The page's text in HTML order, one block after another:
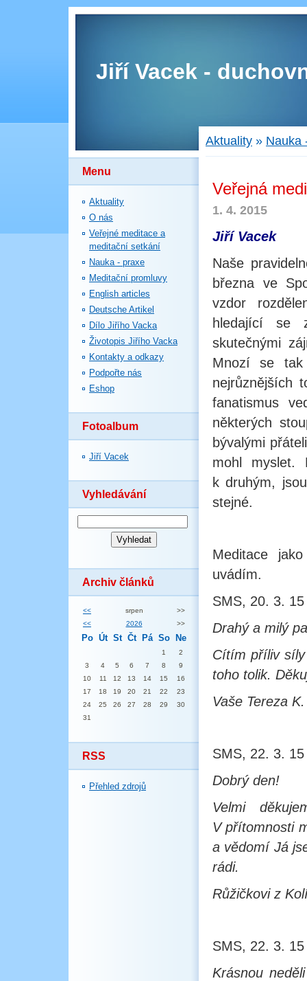
Jiří Vacek -
Menu
Aktuality
O nás
Veřejné meditace a
meditační setkání
Nauka - praxe
Meditační promluvy
English articles
Deutsche Artikel
Dílo Jiřího Vacka
Životopis Jiřího Vacka
Kontakty a odkazy
Podpořte nás
Eshop
Fotoalbum
Jiří Vacek
Vyhledávání
Archiv článků
<< srpen
>>
<<
2026 >>
Po Út St Čt Pá So Ne
1
2
3
4 5 6 7 8
9
10
11 12 13 14 15
16
17
18 19 20 21 22
23
24
25 26 27 28 29
30
31
RSS
Přehled zdrojů
Aktuality » Nauka
Veřejná
1. 4. 2015
Jiří Vacek
Naše
března ve
vzdor
hledající se
skutečnými
Mnozí se tak
nejrůznějších
fanatismus
některých
bývalými
mohl myslet.
k druhým,
stejné.
Meditace
uvádím.
SMS, 20. 3. 15
Drahý a milý
Cítím příliv
toho tolik.
Vaše Tereza K.
SMS, 22. 3. 15
Dobrý den!
Velmi
V přítomnosti
a vědomí Já
rádi.
Růžičkovi z
SMS, 22. 3. 15
Krásnou